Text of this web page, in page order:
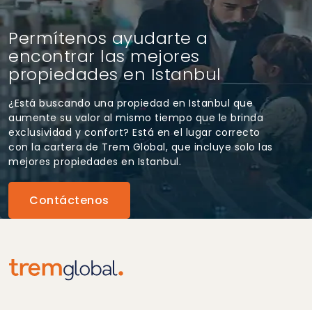
Permítenos ayudarte a
encontrar las mejores
propiedades en Istanbul
¿Está buscando una propiedad en Istanbul que
aumente su valor al mismo tiempo que le brinda
exclusividad y confort? Está en el lugar correcto
con la cartera de Trem Global, que incluye solo las
mejores propiedades en Istanbul.
Contáctenos